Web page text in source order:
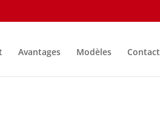
Avantages Modèles Contact